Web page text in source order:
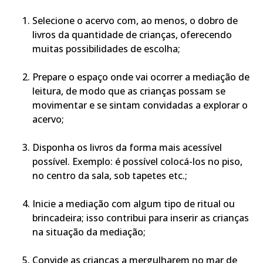
Selecione o acervo com, ao menos, o dobro de
livros da quantidade de crianças, oferecendo
muitas possibilidades de escolha;
Prepare o espaço onde vai ocorrer a mediação de
leitura, de modo que as crianças possam se
movimentar e se sintam convidadas a explorar o
acervo;
Disponha os livros da forma mais acessível
possível. Exemplo: é possível colocá-los no piso,
no centro da sala, sob tapetes etc.;
Inicie a mediação com algum tipo de ritual ou
brincadeira; isso contribui para inserir as crianças
na situação da mediação;
Convide as crianças a mergulharem no mar de